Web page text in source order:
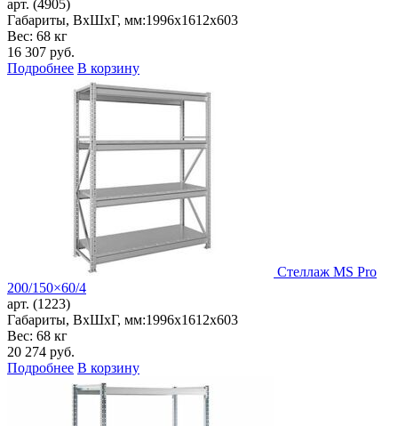
арт. (4905)
Габариты, ВxШxГ, мм:1996x1612x603
Вес: 68 кг
16 307 руб.
Подробнее В корзину
Стеллаж MS Pro
200/150×60/4
арт. (1223)
Габариты, ВxШxГ, мм:1996x1612x603
Вес: 68 кг
20 274 руб.
Подробнее В корзину